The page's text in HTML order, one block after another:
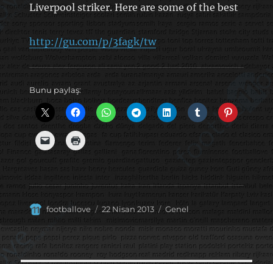
Liverpool striker. Here are some of the best
http://gu.com/p/3fagk/tw
Bunu paylaş:
Yazar
footballove
Yayın
22 Nisan 2013 Kategoriler
Genel